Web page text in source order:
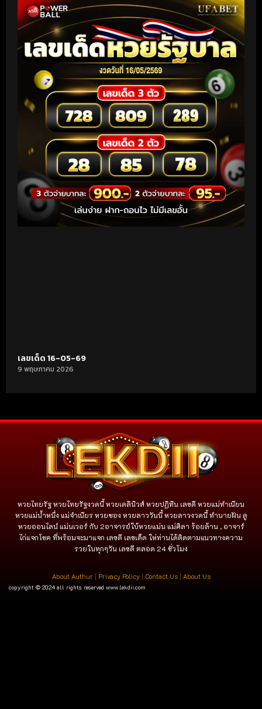
เลขเด็ด 16-05-69
9 พฤษภาคม 2026
หวยไทยรัฐ หวยไทยรัฐงวดนี้ หวยเดลินิวส์ หวยปฏิทิน เลขดี หวยแม่ทำเนียน
หวยแม่น้ำหนึ่ง แม่จําเนียร หวยซอง หวยลาววันนี้ หวยลาวงวดนี้ ทำนายฝัน ดู
หวยออนไลน์ แม่นเวอร์ กับ 2อาจารย์ใบ้หวยแม่น แม่ศิลา ร้อยล้าน , อาจาร์
ไก่แจกโชค ที่พร้อมจะมาแจก เลขดี เลขเด็ด ให่ท่านได้ติดตามแนวทางความ
รวยในทุกๆวัน เลขดี ตลอด 24 ชั่วโมง
About Authur | Privacy Policy| Contact Us| About Us
copyright © 2024 all rights reserved www.lekdii.com